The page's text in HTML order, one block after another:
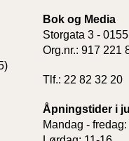
Bok og Media
Storgata 3 -
Org.nr.: 917 221
Tlf.: 22 82 32 20
Åpningstider i
Mandag -